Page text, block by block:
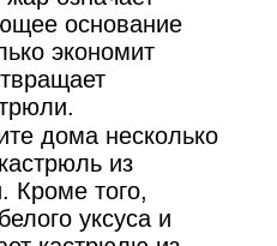
основание
экономит
дома несколько
из
Кроме того,
уксуса и